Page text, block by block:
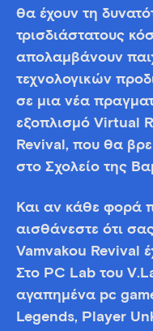
θα έχουν τη
τρισδιάστατους
απολαμβάνουν
τεχνολογικών
σε μια νέα
εξοπλισμό Virtual
Revival, που θα
στο Σχολείο της
Και αν κάθε φορά
αισθάνεστε ότι
Vamvakou Revival
Στο PC Lab του
αγαπημένα pc
Legends, Player